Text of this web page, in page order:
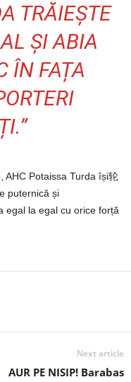
TRĂIEȘTE
ȘI ABIA
ÎN FAȚA
AHC Potaissa Turda își轮
puternică și
egal la egal cu orice forță
Next article
AUR PE NISIP! Barabas